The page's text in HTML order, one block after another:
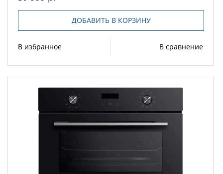
ДОБАВИТЬ В КОРЗИНУ
В избранное В сравнение